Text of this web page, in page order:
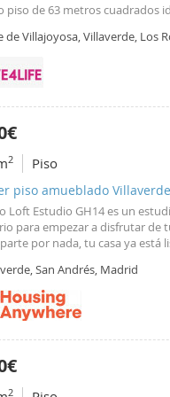
piso de 63 metros cuadrados
empotrados, un baño
preparar tus mejores recetas
ascensor y está en
acondicionado y la
una temperatura
a internet y wifi, antena de
es exterior, lo que
Perfecta para quienes
No pierdas la
de Villajoyosa, Villaverde, Los
2 Piso
piso amueblado Villaverde
Loft Estudio GH14 es un
para empezar a disfrutar
por nada, tu casa ya está
Descatar además la
de una cama ideal de 1,60m.
San Andrés, Madrid
2